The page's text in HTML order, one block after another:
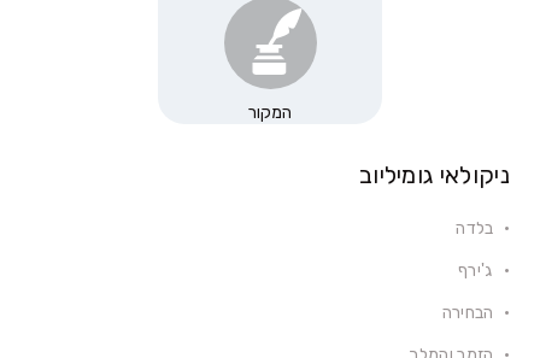
ניקולאי גומיליוב
בלדה
ג'ירף
הבחירה
המקור